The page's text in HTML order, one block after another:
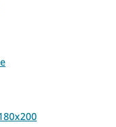
priestorom